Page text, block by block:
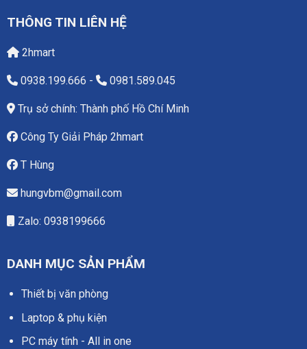
THÔNG TIN LIÊN HỆ
2hmart
0938.199.666 - 0981.589.045
Trụ sở chính: Thành phố Hồ Chí Minh
Công Ty Giải Pháp 2hmart
T Hùng
hungvbm@gmail.com
Zalo: 0938199666
DANH MỤC SẢN PHẨM
Thiết bị văn phòng
Laptop & phụ kiện
PC máy tính - All in one